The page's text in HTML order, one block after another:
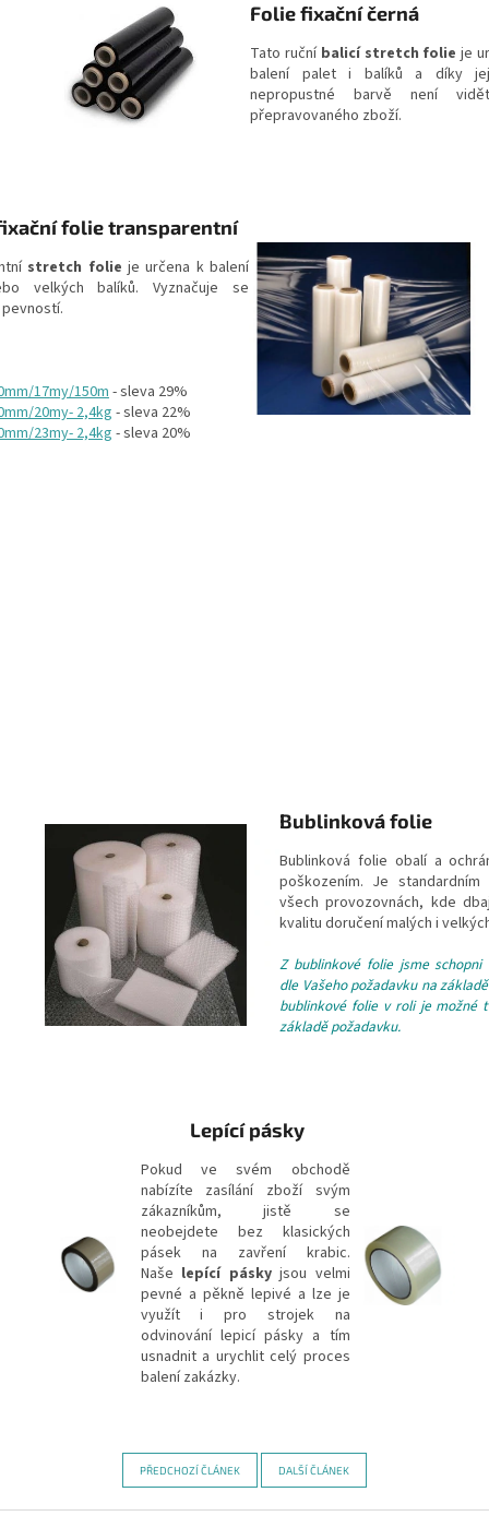
Folie fixační černá
Tato ruční balicí stretch folie je
balení palet i balíků a díky
nepropustné barvě není
přepravovaného zboží.
folie transparentní
stretch folie je určena k balení
velkých balíků. Vyznačuje se
17my/150m- sleva 29%
20my- 2,4kg - sleva 22%
23my- 2,4kg - sleva 20%
Bublinková folie
Bublinková folie obalí a
poškozením. Je
všech provozovnách, kde
kvalitu doručení malých i
Z bublinkové folie jsme
dle Vašeho požadavku na
bublinkové folie v roli je možné
základě požadavku.
Lepící pásky
Pokud ve svém obchodě
nabízíte zasílání zboží svým
zákazníkům, jistě se
neobejdete bez klasických
pásek na zavření krabic.
Naše lepící páskyjsou velmi
pevné a pěkně lepivé a lze je
využít i pro strojek na
odvinování lepicí pásky a tím
usnadnit a urychlit celý proces
balení zakázky.
PŘEDCHOZÍ ČLÁNEK DALŠÍ ČLÁNEK